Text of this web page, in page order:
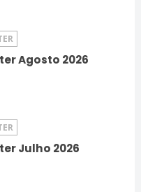
Agosto 2026
Julho 2026